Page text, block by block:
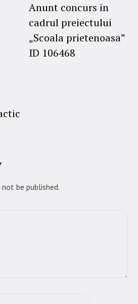
Anunt concurs in
cadrul preiectului
„Scoala prietenoasa”
ID 106468
be published.